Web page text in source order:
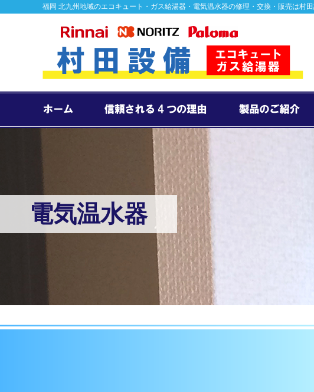
福岡 北九州地域のエコキュート・ガス給湯器・電気温水器の修理・交換・販売は村
電気温水器